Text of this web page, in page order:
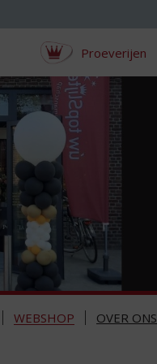
Proeverijen
WEBSHOP OVER ONS